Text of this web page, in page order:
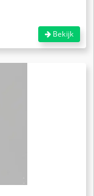
Bekijk